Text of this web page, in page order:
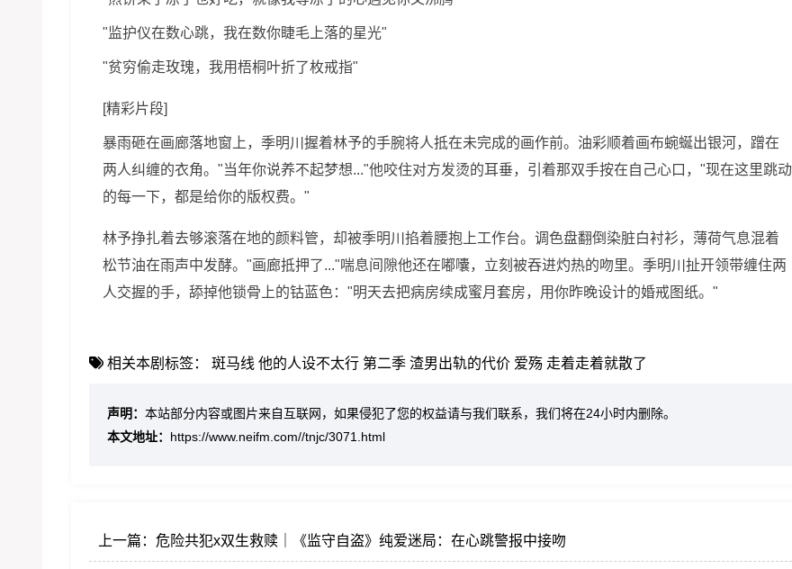
"监护仪在数心跳，我在数你睫毛上落的星光"
"贫穷偷走玫瑰，我用梧桐叶折了枚戒指"
[精彩片段]
暴雨砸在画廊落地窗上，季明川握着林予的手腕将人抵在未完成的画作前。油彩顺着画布蜿蜒出银河，蹭在
两人纠缠的衣角。"当年你说养不起梦想..."他咬住对方发烫的耳垂，引着那双手按在自己心口，"现在这里跳动
的每一下，都是给你的版权费。"
林予挣扎着去够滚落在地的颜料管，却被季明川掐着腰抱上工作台。调色盘翻倒染脏白衬衫，薄荷气息混着
松节油在雨声中发酵。"画廊抵押了..."喘息间隙他还在嘟囔，立刻被吞进灼热的吻里。季明川扯开领带缠住两
人交握的手，舔掉他锁骨上的钴蓝色："明天去把病房续成蜜月套房，用你昨晚设计的婚戒图纸。"
相关本剧标签： 斑马线 他的人设不太行 第二季 渣男出轨的代价 爱殇 走着走着就散了
声明： 本站部分内容或图片来自互联网，如果侵犯了您的权益请与我们联系，我们将在24小时内删除。
本文地址： https://www.neifm.com//tnjc/3071.html
上一篇： 危险共犯x双生救赎｜《监守自盗》纯爱迷局：在心跳警报中接吻